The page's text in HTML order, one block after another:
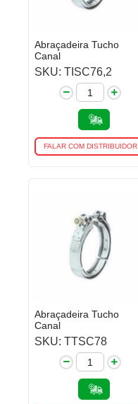
Abraçadeira Tucho
Canal
SKU: TISC76,2
FALAR COM DISTRIBUIDOR
Abraçadeira Tucho
Canal
SKU: TTSC78